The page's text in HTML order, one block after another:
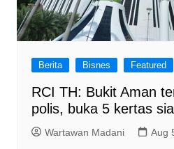
Berita Bisnes Featured
RCI TH: Bukit Aman
polis, buka 5 kertas
Wartawan Madani Aug